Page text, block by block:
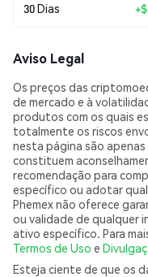
30 Dias +
Aviso Legal
Os preços das
de mercado e à
produtos com os quais
totalmente os riscos
nesta página são
constituem
recomendação para
específico ou adotar
Phemex não oferece
ou validade de qualquer
ativo específico. Para
Termos de Uso e
Esteja ciente de que os